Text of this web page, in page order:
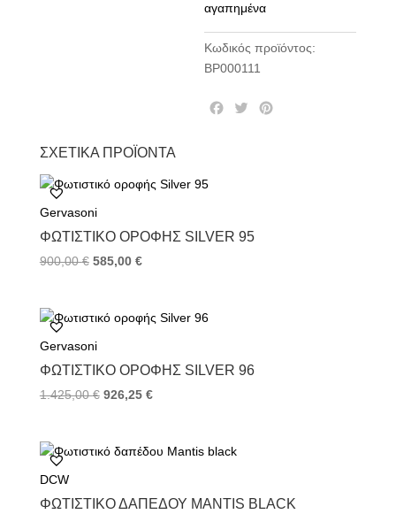
αγαπημένα
Κωδικός προϊόντος:
BP000111
k
T
ΣΧΕΤΙΚΆ ΠΡΟΪΌΝΤΑ
Gervasoni
ΦΩΤΙΣΤΙΚΌ ΟΡΟΦΉΣ SILVER 95
900,00€ 585,00 €
Gervasoni
ΦΩΤΙΣΤΙΚΌ ΟΡΟΦΉΣ SILVER 96
1.425,00€ 926,25 €
DCW
ΦΩΤΙΣΤΙΚΌ ΔΑΠΈΔΟΥ MANTIS BLACK